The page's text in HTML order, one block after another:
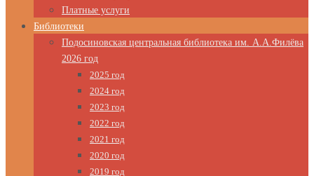
Платные услуги
Библиотеки
Подосиновская центральная библиотека им. А.А.Филёва
2026 год
2025 год
2024 год
2023 год
2022 год
2021 год
2020 год
2019 год